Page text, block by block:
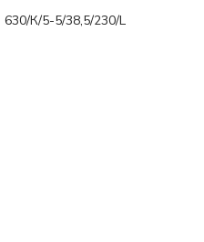
К/5-5/38,5/230/L